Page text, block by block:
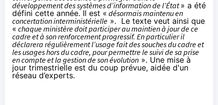
développement des systèmes d’information de l’État» a été
défini cette année. Il est « désormais maintenu en
concertation interministérielle ». Le texte veut ainsi que
« chaque ministère doit participer au maintien à jour de ce
cadre et à son renforcement progressif. En particulier il
déclarera régulièrement l’usage fait des souches du cadre et
les usages hors du cadre, pour permettre le suivi de sa prise
en compte et la gestion de son évolution ». Une mise à
jour trimestrielle est du coup prévue, aidée d'un
réseau d’experts.